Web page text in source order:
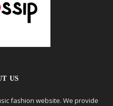
US
fashion website. We provide